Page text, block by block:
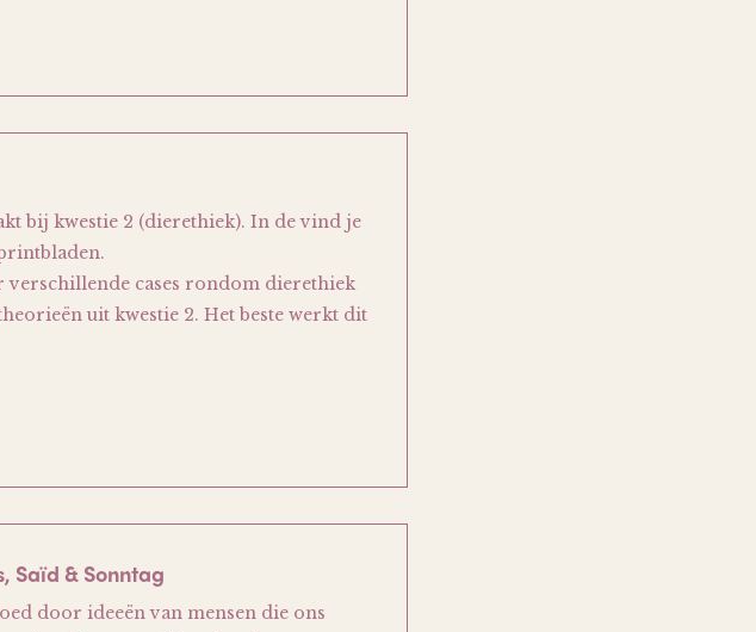
bij kwestie 2 (dierethiek). In de vind je
cases rondom dierethiek
uit kwestie 2. Het beste werkt dit
Saïd & Sonntag
door ideeën van mensen die ons